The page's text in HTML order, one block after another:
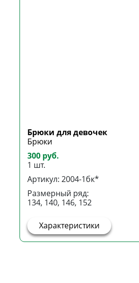
Брюки для девочек
Брюки
300 руб.
1 шт.
Артикул: 2004-1бк*
Размерный ряд:
134, 140, 146, 152
Характеристики